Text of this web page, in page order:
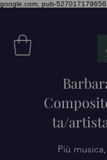
google.com, pub-
ta/
Più